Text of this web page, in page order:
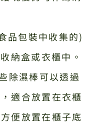
品包裝中收集的)
納盒或衣櫃中。
除濕棒可以透過
適合放置在衣櫃
便放置在櫃子底